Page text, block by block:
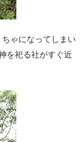
ゃになってしまい
を祀る社がすぐ近